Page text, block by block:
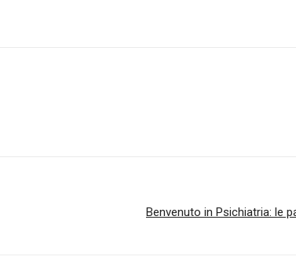
Benvenuto in Psichiatria: le